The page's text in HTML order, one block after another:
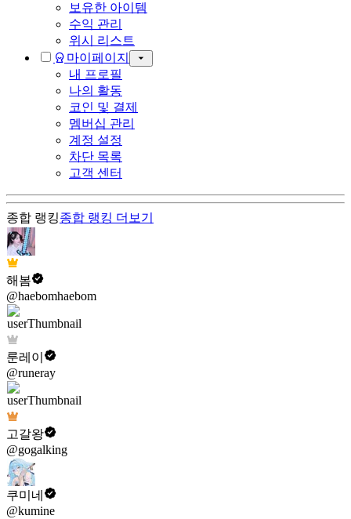
보유한 아이템
수익 관리
위시 리스트
마이페이지
내 프로필
나의 활동
코인 및 결제
멤버십 관리
계정 설정
차단 목록
고객 센터
종합 랭킹종합 랭킹 더보기
해봄
@haebomhaebom
룬레이
@runeray
고갈왕
@gogalking
쿠미네
@kumine